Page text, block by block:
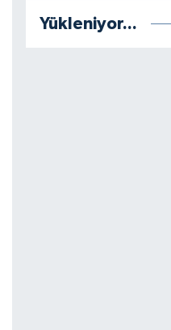
Yükleniyor...